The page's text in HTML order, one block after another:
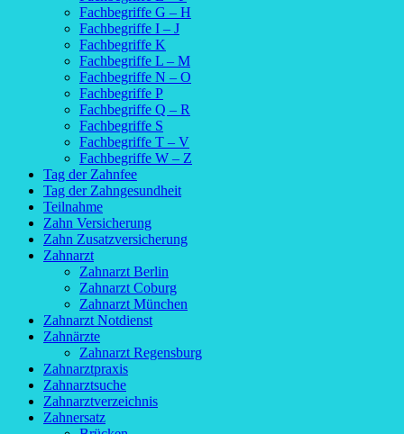
Fachbegriffe G – H
Fachbegriffe I – J
Fachbegriffe K
Fachbegriffe L – M
Fachbegriffe N – O
Fachbegriffe P
Fachbegriffe Q – R
Fachbegriffe S
Fachbegriffe T – V
Fachbegriffe W – Z
Tag der Zahnfee
Tag der Zahngesundheit
Teilnahme
Zahn Versicherung
Zahn Zusatzversicherung
Zahnarzt
Zahnarzt Berlin
Zahnarzt Coburg
Zahnarzt München
Zahnarzt Notdienst
Zahnärzte
Zahnarzt Regensburg
Zahnarztpraxis
Zahnarztsuche
Zahnarztverzeichnis
Zahnersatz